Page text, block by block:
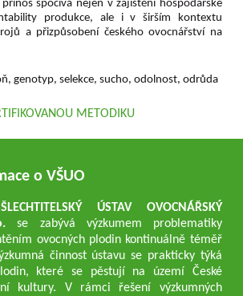
přínos spočívá nejen v zajištění hospodářské
produkce, ale i v širším kontextu
a přizpůsobení českého ovocnářství na
genotyp, selekce, sucho, odolnost, odrůda
METODIKU
o VŠUO
ÚSTAV OVOCNÁŘSKÝ
se zabývá výzkumem problematiky
ovocných plodin kontinuálně téměř
činnost ústavu se prakticky týká
které se pěstují na území České
kultury. V rámci řešení výzkumných